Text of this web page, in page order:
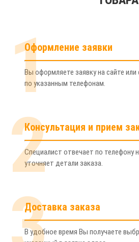
1
Оформление заявки
Вы оформляете заявку на сайте
по указанным телефонам.
2
Консультация и прием
Специалист отвечает по телефону
уточняет детали заказа.
Доставка заказа
В удобное время Вы получаете